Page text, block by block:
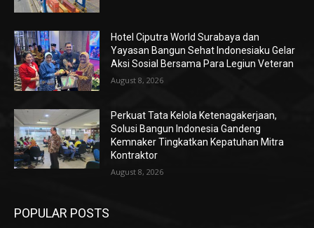
Hotel Ciputra World Surabaya dan
Yayasan Bangun Sehat Indonesiaku Gelar
Aksi Sosial Bersama Para Legiun Veteran
August 8, 2026
Perkuat Tata Kelola Ketenagakerjaan,
Solusi Bangun Indonesia Gandeng
Kemnaker Tingkatkan Kepatuhan Mitra
Kontraktor
August 8, 2026
POPULAR POSTS